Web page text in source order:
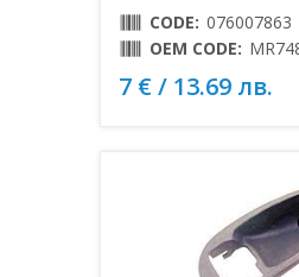
CODE: 076007863
OEM CODE:
7 € / 13.69 лв.